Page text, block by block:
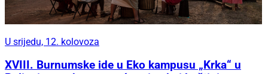
U srijedu, 12. kolovoza
XVIII. Burnumske ide u Eko kampusu „Krka“ u